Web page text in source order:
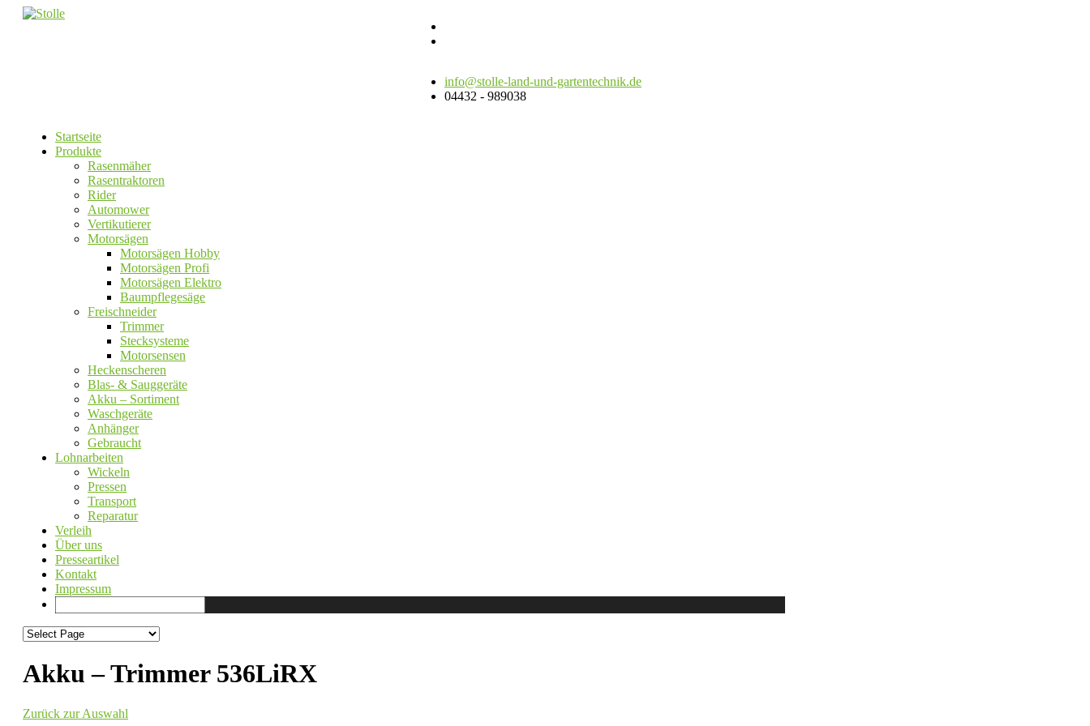
info@stolle-land-und-gartentechnik.de
04432 - 989038
Startseite
Produkte
Rasenmäher
Rasentraktoren
Rider
Automower
Vertikutierer
Motorsägen
Motorsägen Hobby
Motorsägen Profi
Motorsägen Elektro
Baumpflegesäge
Freischneider
Trimmer
Stecksysteme
Motorsensen
Heckenscheren
Blas- & Sauggeräte
Akku – Sortiment
Waschgeräte
Anhänger
Gebraucht
Lohnarbeiten
Wickeln
Pressen
Transport
Reparatur
Verleih
Über uns
Presseartikel
Kontakt
Impressum
Akku – Trimmer 536LiRX
Zurück zur Auswahl